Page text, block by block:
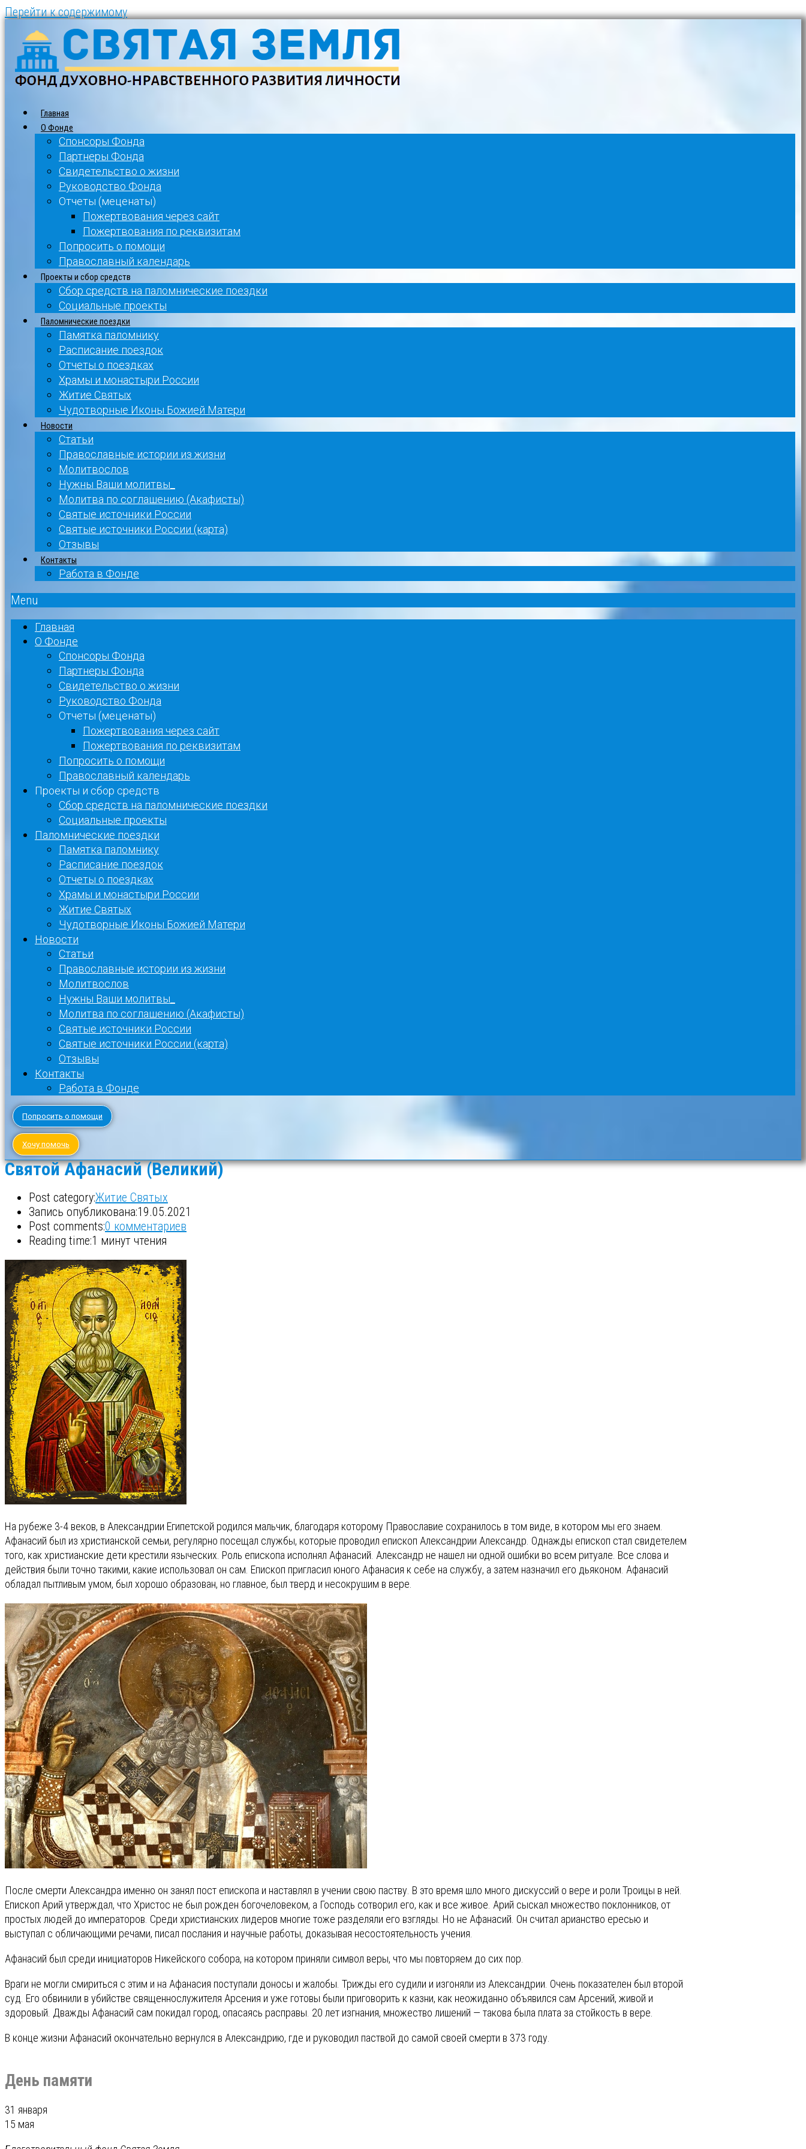
Перейти к содержимому
Главная
О Фонде
Спонсоры Фонда
Партнеры Фонда
Свидетельство о жизни
Руководство Фонда
Отчеты (меценаты)
Пожертвования через сайт
Пожертвования по реквизитам
Попросить о помощи
Православный календарь
Проекты и сбор средств
Сбор средств на паломнические поездки
Социальные проекты
Паломнические поездки
Памятка паломнику
Расписание поездок
Отчеты о поездках
Храмы и монастыри России
Житие Святых
Чудотворные Иконы Божией Матери
Новости
Статьи
Православные истории из жизни
Молитвослов
Нужны Ваши молитвы_
Молитва по соглашению (Акафисты)
Святые источники России
Святые источники России (карта)
Отзывы
Контакты
Работа в Фонде
Menu
Главная
О Фонде
Спонсоры Фонда
Партнеры Фонда
Свидетельство о жизни
Руководство Фонда
Отчеты (меценаты)
Пожертвования через сайт
Пожертвования по реквизитам
Попросить о помощи
Православный календарь
Проекты и сбор средств
Сбор средств на паломнические поездки
Социальные проекты
Паломнические поездки
Памятка паломнику
Расписание поездок
Отчеты о поездках
Храмы и монастыри России
Житие Святых
Чудотворные Иконы Божией Матери
Новости
Статьи
Православные истории из жизни
Молитвослов
Нужны Ваши молитвы_
Молитва по соглашению (Акафисты)
Святые источники России
Святые источники России (карта)
Отзывы
Контакты
Работа в Фонде
Попросить о помощи
Хочу помочь
Святой Афанасий (Великий)
Post category:Житие Святых
Запись опубликована:19.05.2021
Post comments:0 комментариев
Reading time:1 минут чтения
На рубеже 3-4 веков, в Александрии Египетской родился мальчик, благодаря которому Православие сохранилось в том виде, в котором мы его знаем.
Афанасий был из христианской семьи, регулярно посещал службы, которые проводил епископ Александрии Александр. Однажды епископ стал свидетелем
того, как христианские дети крестили языческих. Роль епископа исполнял Афанасий. Александр не нашел ни одной ошибки во всем ритуале. Все слова и
действия были точно такими, какие использовал он сам. Епископ пригласил юного Афанасия к себе на службу, а затем назначил его дьяконом. Афанасий
обладал пытливым умом, был хорошо образован, но главное, был тверд и несокрушим в вере.
После смерти Александра именно он занял пост епископа и наставлял в учении свою паству. В это время шло много дискуссий о вере и роли Троицы в ней.
Епископ Арий утверждал, что Христос не был рожден богочеловеком, а Господь сотворил его, как и все живое. Арий сыскал множество поклонников, от
простых людей до императоров. Среди христианских лидеров многие тоже разделяли его взгляды. Но не Афанасий. Он считал арианство ересью и
выступал с обличающими речами, писал послания и научные работы, доказывая несостоятельность учения.
Афанасий был среди инициаторов Никейского собора, на котором приняли символ веры, что мы повторяем до сих пор.
Враги не могли смириться с этим и на Афанасия поступали доносы и жалобы. Трижды его судили и изгоняли из Александрии. Очень показателен был второй
суд. Его обвинили в убийстве священнослужителя Арсения и уже готовы были приговорить к казни, как неожиданно объявился сам Арсений, живой и
здоровый. Дважды Афанасий сам покидал город, опасаясь расправы. 20 лет изгнания, множество лишений — такова была плата за стойкость в вере.
В конце жизни Афанасий окончательно вернулся в Александрию, где и руководил паствой до самой своей смерти в 373 году.
День памяти
31 января
15 мая